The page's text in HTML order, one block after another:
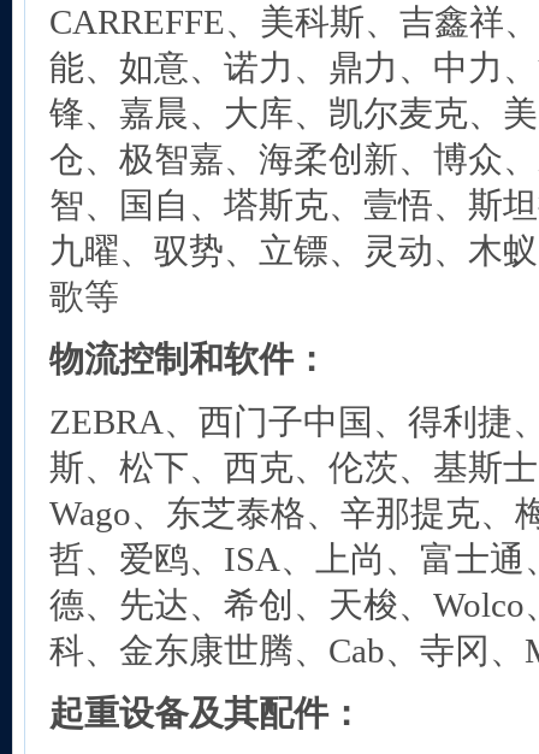
CARREFFE、美科斯、吉鑫祥
能、如意、诺力、鼎力、中力
锋、嘉晨、大库、凯尔麦克、
仓、极智嘉、海柔创新、博众
智、国自、塔斯克、壹悟、斯
九曜、驭势、立镖、灵动、木
歌等
物流控制和软件：
ZEBRA、西门子中国、得利捷
斯、松下、西克、伦茨、基斯
Wago、东芝泰格、辛那提克、
哲、爱鸥、ISA、上尚、富士通
德、先达、希创、天梭、Wolco
科、金东康世腾、Cab、寺冈、
起重设备及其配件：